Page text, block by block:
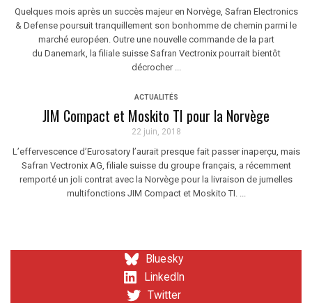
Quelques mois après un succès majeur en Norvège, Safran Electronics
& Defense poursuit tranquillement son bonhomme de chemin parmi le
marché européen. Outre une nouvelle commande de la part
du Danemark, la filiale suisse Safran Vectronix pourrait bientôt
décrocher ...
ACTUALITÉS
JIM Compact et Moskito TI pour la Norvège
22 juin, 2018
L’effervescence d’Eurosatory l’aurait presque fait passer inaperçu, mais
Safran Vectronix AG, filiale suisse du groupe français, a récemment
remporté un joli contrat avec la Norvège pour la livraison de jumelles
multifonctions JIM Compact et Moskito TI. ...
Bluesky
LinkedIn
Twitter